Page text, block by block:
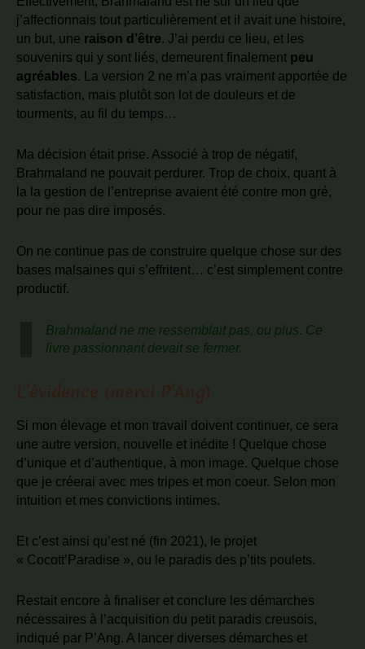
j’affectionnais tout particulièrement et il avait une histoire,
un but, une raison d’être. J’ai perdu ce lieu, et les
souvenirs qui y sont liés, demeurent finalement peu
agréables. La version 2 ne m’a pas vraiment apportée de
satisfaction, mais plutôt son lot de douleurs et de
tourments, au fil du temps…
Ma décision était prise. Associé à trop de négatif,
Brahmaland ne pouvait perdurer. Trop de choix, quant à
la la gestion de l’entreprise avaient été contre mon gré,
pour ne pas dire imposés.
On ne continue pas de construire quelque chose sur des
bases malsaines qui s’effritent… c’est simplement contre
productif.
Brahmaland ne me ressemblait pas, ou plus. Ce
livre passionnant devait se fermer.
Si mon élevage et mon travail doivent continuer, ce sera
une autre version, nouvelle et inédite ! Quelque chose
d’unique et d’authentique, à mon image. Quelque chose
que je créerai avec mes tripes et mon coeur. Selon mon
intuition et mes convictions intimes.
Et c’est ainsi qu’est né (fin 2021), le projet
« Cocott’Paradise », ou le paradis des p’tits poulets.
Restait encore à finaliser et conclure les démarches
nécessaires à l’acquisition du petit paradis creusois,
indiqué par P’Ang. A lancer diverses démarches et